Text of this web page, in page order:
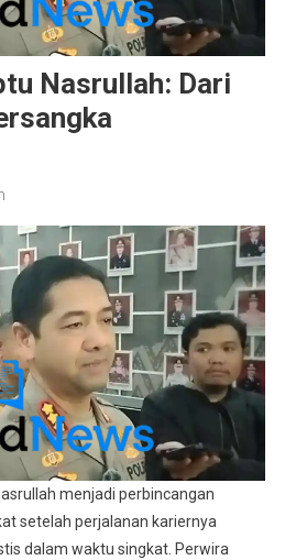
Nasrullah: Dari
menjadi perbincangan
setelah perjalanan kariernya
dalam waktu singkat. Perwira